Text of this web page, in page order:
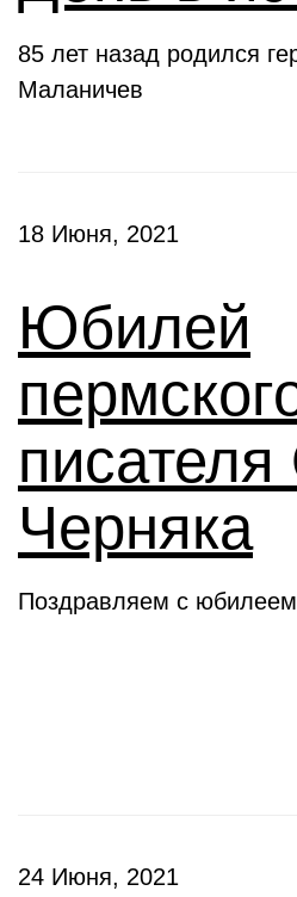
85 лет назад родился
Маланичев
18 Июня, 2021
Юбилей
Черняка
Поздравляем с юбилеем
24 Июня, 2021